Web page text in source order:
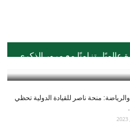
عالميًا ..تزامنًا مع مرور الذكري...
منحة ناصر للقيادة الدولية تحظي